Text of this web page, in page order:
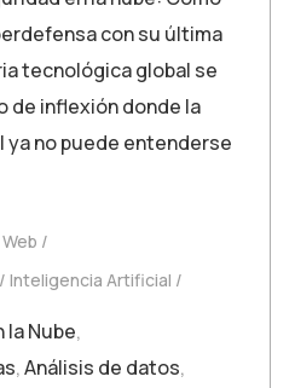
con su última
tecnológica global se
de inflexión donde la
no puede entenderse
Inteligencia Artificial
la Nube,
,Análisis de datos,